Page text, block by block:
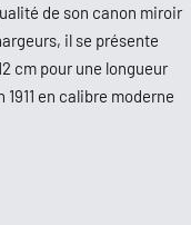
de son canon miroir
il se présente
cm pour une longueur
en calibre moderne